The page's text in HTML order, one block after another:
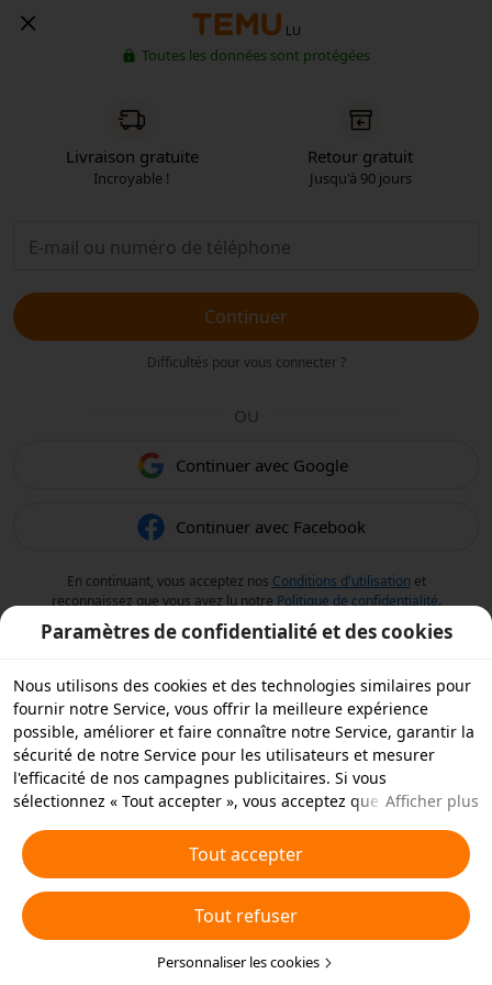
LU
Toutes les données sont protégées
Livraison gratuite
Incroyable !
Retour gratuit
Jusqu'à 90 jours
Continuer
Difficultés pour vous connecter ?
OU
Continuer avec Google
Continuer avec Facebook
En continuant, vous acceptez nos Conditions d'utilisation et
reconnaissez que vous avez lu notre Politique de confidentialité.
Paramètres de confidentialité et des cookies
Nous utilisons des cookies et des technologies similaires pour
fournir notre Service, vous offrir la meilleure expérience
possible, améliorer et faire connaître notre Service, garantir la
sécurité de notre Service pour les utilisateurs et mesurer
l'efficacité de nos campagnes publicitaires. Si vous
sélectionnez « Tout accepter », vous acceptez que nous et nos
similaires sur votre appareil à des fins publicitaires. Vous
pouvez aussi « rejeter tous » les cookies non essentiels ou
choisir les types de cookies que vous souhaitez accepter ou
rejeter à tout moment dans vos paramètres de confidentialité
ou en cliquant sur « Personnaliser les cookies » ci-dessous.
Pour plus de détails, consultez notrePolitique relative aux
Afficher plus
Tout accepter
Tout refuser
Personnaliser les cookies